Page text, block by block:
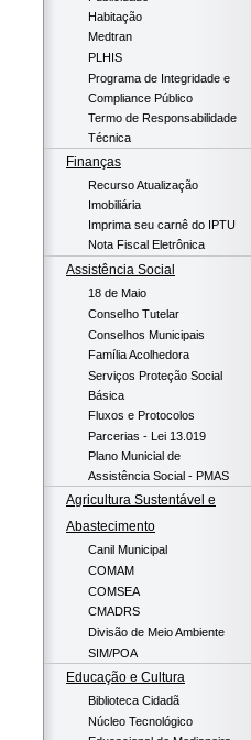
Habitação
Medtran
PLHIS
Programa de Integridade e
Compliance Público
Termo de Responsabilidade
Técnica
Finanças
Recurso Atualização
Imobiliária
Imprima seu carnê do IPTU
Nota Fiscal Eletrônica
Assistência Social
18 de Maio
Conselho Tutelar
Conselhos Municipais
Família Acolhedora
Serviços Proteção Social
Básica
Fluxos e Protocolos
Parcerias - Lei 13.019
Plano Municial de
Assistência Social - PMAS
Agricultura Sustentável e
Abastecimento
Canil Municipal
COMAM
COMSEA
CMADRS
Divisão de Meio Ambiente
SIM/POA
Educação e Cultura
Biblioteca Cidadã
Núcleo Tecnológico